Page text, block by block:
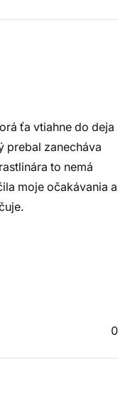
ťa vtiahne do deja
prebal zanecháva
to nemá
moje očakávania a
0